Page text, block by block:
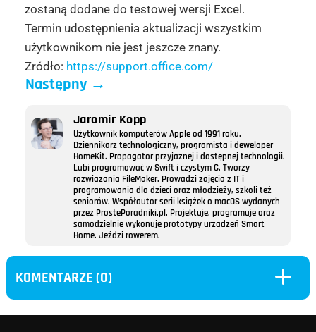
zostaną dodane do testowej wersji Excel.
Termin udostępnienia aktualizacji wszystkim
użytkownikom nie jest jeszcze znany.
Zródło: https://support.office.com/
Następny→
Jaromir Kopp
Użytkownik komputerów Apple od 1991 roku.
Dziennikarz technologiczny, programista i deweloper
HomeKit. Propagator przyjaznej i dostępnej technologii.
Lubi programować w Swift i czystym C. Tworzy
rozwiązania FileMaker. Prowadzi zajęcia z IT i
programowania dla dzieci oraz młodzieży, szkoli też
seniorów. Współautor serii książek o macOS wydanych
przez ProstePoradniki.pl. Projektuje, programuje oraz
samodzielnie wykonuje prototypy urządzeń Smart
Home. Jeździ rowerem.
KOMENTARZE (0) L